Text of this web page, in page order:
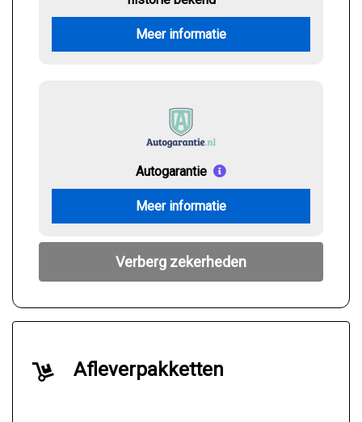
Meer informatie
Autogarantie
Meer informatie
Verberg zekerheden
Afleverpakketten